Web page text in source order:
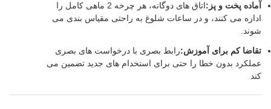
آماده پخت و پز:
اتاق های دوگانه، هر چرخه 2 ماهی کامل را
اداره می کنند، و در ساعات شلوغ به راحتی مقیاس بندی می
شوند.
تقاضا کم برای آموزش:رابط بصری با درخواست های بصری
عملکرد بدون خطا را حتی برای استخدام های جدید تضمین می
کند